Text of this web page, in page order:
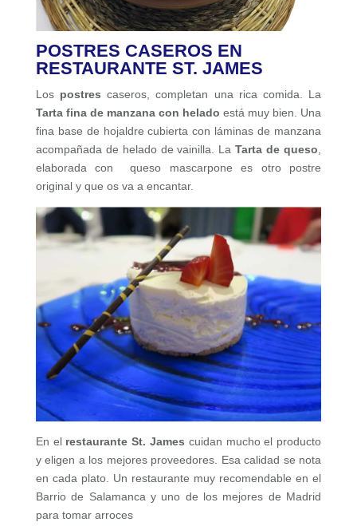
POSTRES CASEROS EN
RESTAURANTE ST. JAMES
Los postres caseros, completan una rica comida. La
Tarta fina de manzana con helado está muy bien. Una
fina base de hojaldre cubierta con láminas de manzana
acompañada de helado de vainilla. LaTarta de queso,
elaborada con queso mascarpone es otro postre
original y que os va a encantar.
En el restaurante St. James cuidan mucho el producto
y eligen a los mejores proveedores. Esa calidad se nota
en cada plato. Un restaurante muy recomendable en el
Barrio de Salamanca y uno de los mejores de Madrid
para tomar arroces